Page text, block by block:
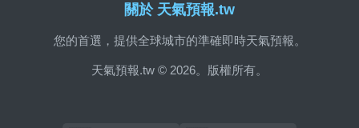
關於 天氣預報.tw
您的首選，提供全球城市的準確即時天氣預報。
天氣預報.tw © 2026。版權所有。